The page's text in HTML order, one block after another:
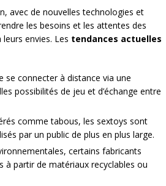
avec de nouvelles technologies et
les besoins et les attentes des
envies. Les tendances actuelles
se connecter à distance via une
possibilités de jeu et d’échange entre
comme tabous, les sextoys sont
par un public de plus en plus large.
certains fabricants
partir de matériaux recyclables ou